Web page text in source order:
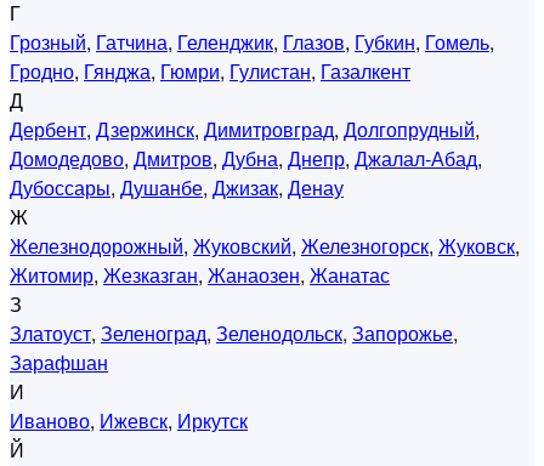
Г
Грозный, Гатчина, Геленджик, Глазов, Губкин, Гомель,
Гродно, Гянджа, Гюмри, Гулистан, Газалкент
Д
Дербент, Дзержинск, Димитровград, Долгопрудный,
Домодедово, Дмитров, Дубна, Днепр, Джалал-Абад,
Дубоссары, Душанбе, Джизак, Денау
Ж
Железнодорожный, Жуковский, Железногорск, Жуковск,
Житомир, Жезказган, Жанаозен, Жанатас
З
Златоуст, Зеленоград, Зеленодольск, Запорожье,
Зарафшан
И
Иваново, Ижевск, Иркутск
Й